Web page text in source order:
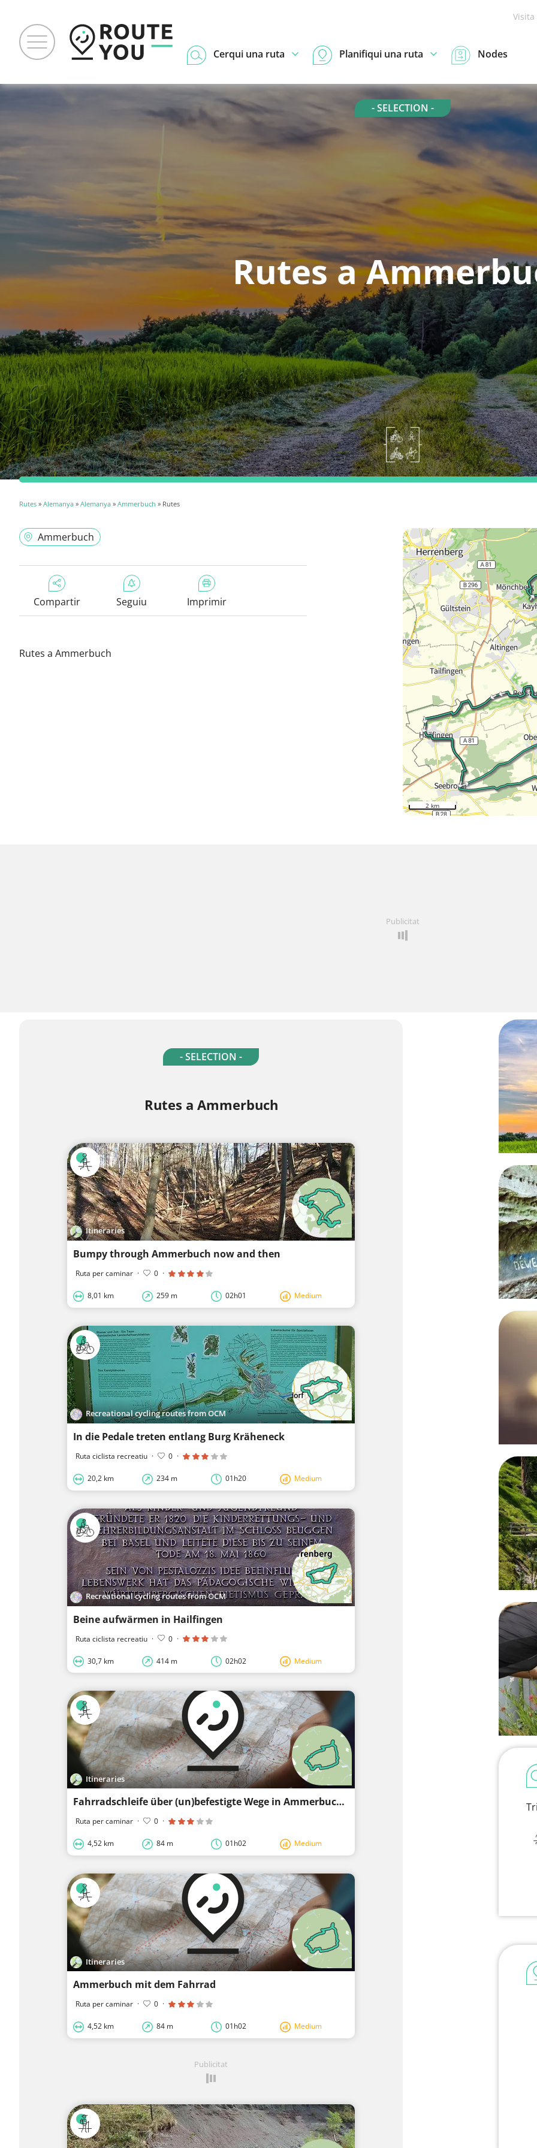
Cerqui una ruta Planifiqui una ruta Nodes
- SELECTION -
Rutes a
Rutes » Alemanya » Alemanya » Ammerbuch » Rutes
Ammerbuch
Compartir Seguiu Imprimir
Rutes a Ammerbuch
2 km
Publicitat
- SELECTION -
Rutes a Ammerbuch
Itineraries
Bumpy through Ammerbuch now and then
Ruta per caminar · 0 ·
8,01 km 259 m 02h01 Medium
Recreational cycling routes from OCM
In die Pedale treten entlang Burg Kräheneck
Ruta ciclista recreatiu · 0 ·
20,2 km 234 m 01h20 Medium
Recreational cycling routes from OCM
Beine aufwärmen in Hailfingen
Ruta ciclista recreatiu · 0 ·
30,7 km 414 m 02h02 Medium
Itineraries
Fahrradschleife über (un)befestigte Wege in Ammerbuch
Ruta per caminar · 0 ·
4,52 km 84 m 01h02 Medium
Itineraries
Ammerbuch mit dem Fahrrad
Ruta per caminar · 0 ·
4,52 km 84 m 01h02 Medium
Publicitat